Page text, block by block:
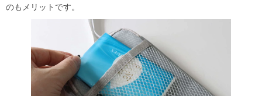
のもメリットです。